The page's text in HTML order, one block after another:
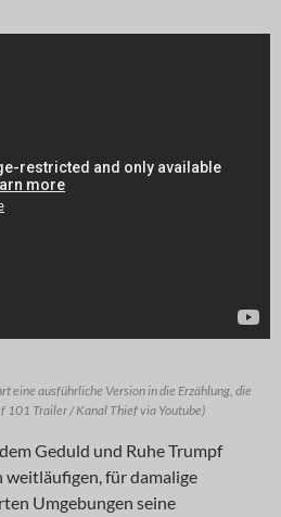
eine ausführliche Version in die Erzählung, die
101 Trailer / Kanal Thief via Youtube)
Geduld und Ruhe Trumpf
weitläufigen, für damalige
Umgebungen seine